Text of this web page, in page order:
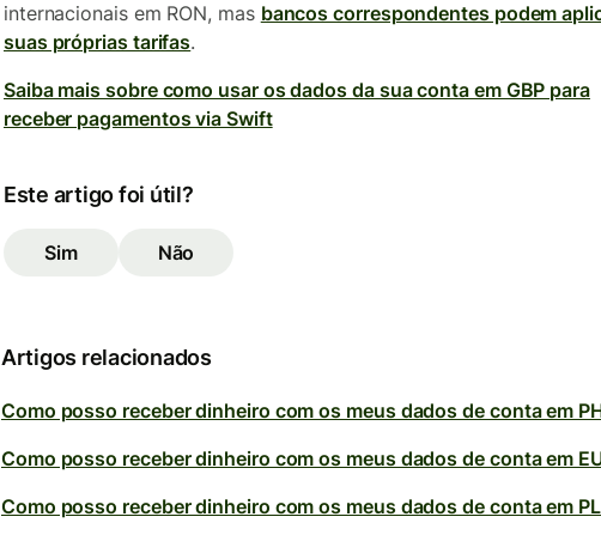
internacionais em RON, mas bancos correspondentes podem
suas próprias tarifas.
Saiba mais sobre como usar os dados da sua conta em GBP para
receber pagamentos via Swift
Este artigo foi útil?
Sim Não
Artigos relacionados
Como posso receber dinheiro com os meus dados de conta em
Como posso receber dinheiro com os meus dados de conta em
Como posso receber dinheiro com os meus dados de conta em